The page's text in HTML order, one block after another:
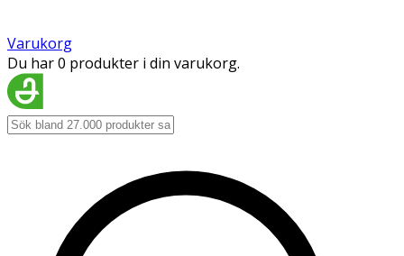
Varukorg
Du har 0 produkter i din varukorg.